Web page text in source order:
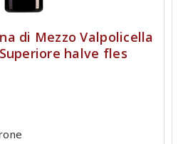
di Mezzo Valpolicella
halve fles